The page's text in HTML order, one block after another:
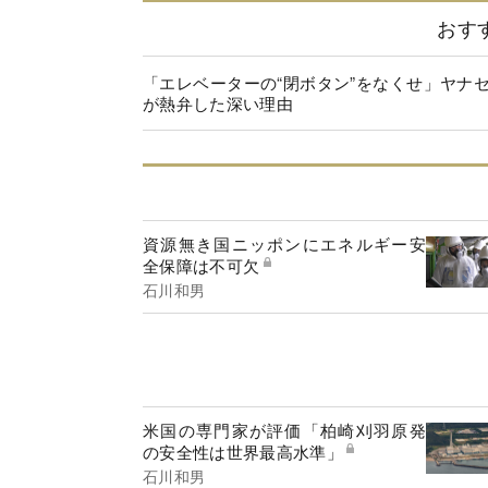
おす
「エレベーターの“閉ボタン”をなくせ」ヤナ
が熱弁した深い理由
資源無き国ニッポンにエネルギー安
全保障は不可欠
石川和男
米国の専門家が評価「柏崎刈羽原発
の安全性は世界最高水準」
石川和男